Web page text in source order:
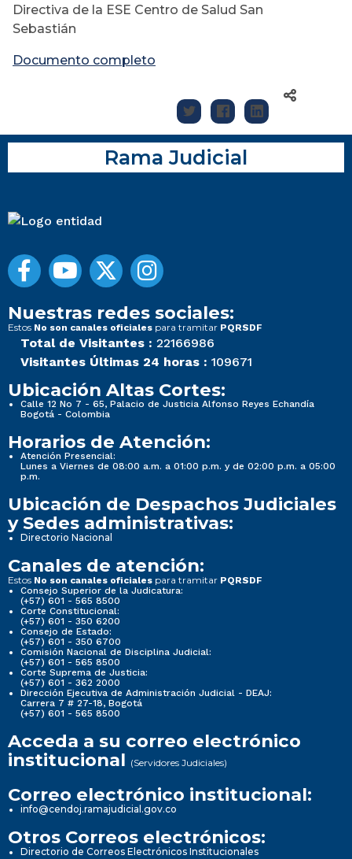
Directiva de la ESE Centro de Salud San
Sebastián
Documento completo
Rama Judicial
Nuestras redes sociales:
Estos No son canales oficiales para tramitar PQRSDF
Total de Visitantes : 22166986
Visitantes Últimas 24 horas : 109671
Ubicación Altas Cortes:
Calle 12 No 7 - 65, Palacio de Justicia Alfonso Reyes Echandía
Bogotá - Colombia
Horarios de Atención:
Atención Presencial:
Lunes a Viernes de 08:00 a.m. a 01:00 p.m. y de 02:00 p.m. a 05:00
p.m.
Ubicación de Despachos Judiciales
y Sedes administrativas:
Directorio Nacional
Canales de atención:
Estos No son canales oficiales para tramitar PQRSDF
Consejo Superior de la Judicatura:
(+57) 601 - 565 8500
Corte Constitucional:
(+57) 601 - 350 6200
Consejo de Estado:
(+57) 601 - 350 6700
Comisión Nacional de Disciplina Judicial:
(+57) 601 - 565 8500
Corte Suprema de Justicia:
(+57) 601 - 362 2000
Dirección Ejecutiva de Administración Judicial - DEAJ:
Carrera 7 # 27-18, Bogotá
(+57) 601 - 565 8500
Acceda a su correo electrónico
institucional (Servidores Judiciales)
Correo electrónico institucional:
info@cendoj.ramajudicial.gov.co
Otros Correos electrónicos:
Directorio de Correos Electrónicos Institucionales